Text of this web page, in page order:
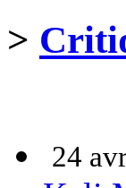
>
24